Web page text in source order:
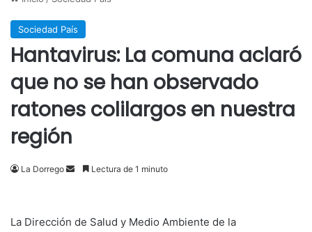
Sociedad País
Hantavirus: La comuna aclaró
que no se han observado
ratones colilargos en nuestra
región
La Dorrego
SendLectura de 1 minuto
La Dirección de Salud y Medio Ambiente de la